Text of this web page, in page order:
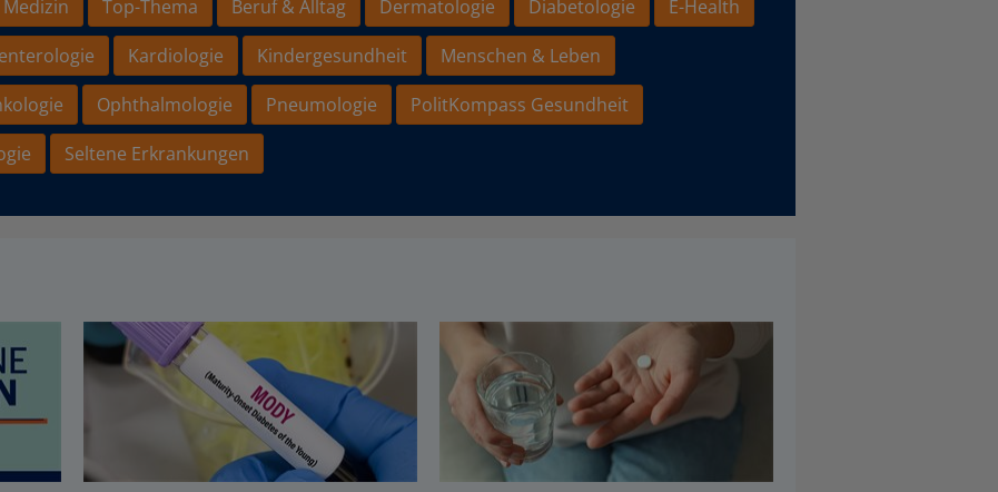
Top-Thema Beruf & Alltag Dermatologie Diabetologie
E-Health
Kardiologie Kindergesundheit
Menschen & Leben
Ophthalmologie Pneumologie
PolitKompass Gesundheit
Seltene Erkrankungen